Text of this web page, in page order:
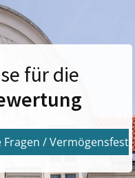
für die
Fragen /